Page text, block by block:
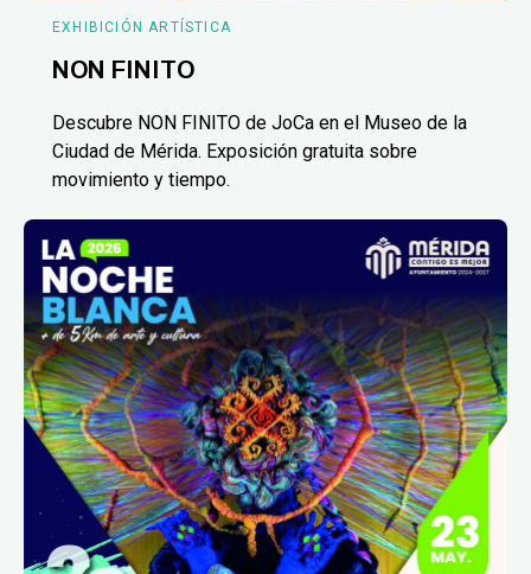
EXHIBICIÓN ARTÍSTICA
NON FINITO
Descubre NON FINITO de JoCa en el Museo de la
Ciudad de Mérida. Exposición gratuita sobre
movimiento y tiempo.